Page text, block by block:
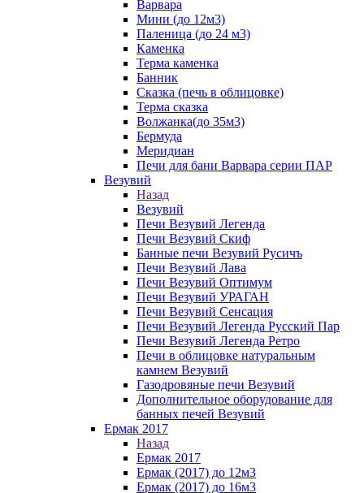
Варвара
Мини (до 12м3)
Паленица (до 24 м3)
Каменка
Терма каменка
Банник
Сказка (печь в облицовке)
Терма сказка
Волжанка(до 35м3)
Бермуда
Меридиан
Печи для бани Варвара серии ПАР
Везувий
Назад
Везувий
Печи Везувий Легенда
Печи Везувий Скиф
Банные печи Везувий Русичъ
Печи Везувий Лава
Печи Везувий Оптимум
Печи Везувий УРАГАН
Печи Везувий Сенсация
Печи Везувий Легенда Русский Пар
Печи Везувий Легенда Ретро
Печи в облицовке натуральным
камнем Везувий
Газодровяные печи Везувий
Дополнительное оборудование для
банных печей Везувий
Ермак 2017
Назад
Ермак 2017
Ермак (2017) до 12м3
Ермак (2017) до 16м3